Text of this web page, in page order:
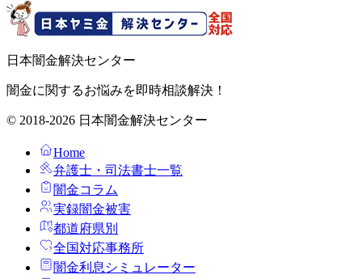
日本闇金解決センター
闇金に関するお悩みを即時相談解決！
© 2018-2026 日本闇金解決センター
Home
弁護士・司法書士一覧
闇金コラム
実録闇金被害
都道府県別
全国対応事務所
闇金利息シミュレーター